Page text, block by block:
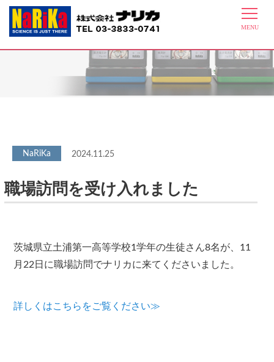
最新情報
2024.11.25
職場訪問を受け入れました
茨城県立土浦第一高等学校1学年の生徒さん8名が、11
月22日に職場訪問でナリカに来てくださいました。
詳しくはこちらをご覧ください≫